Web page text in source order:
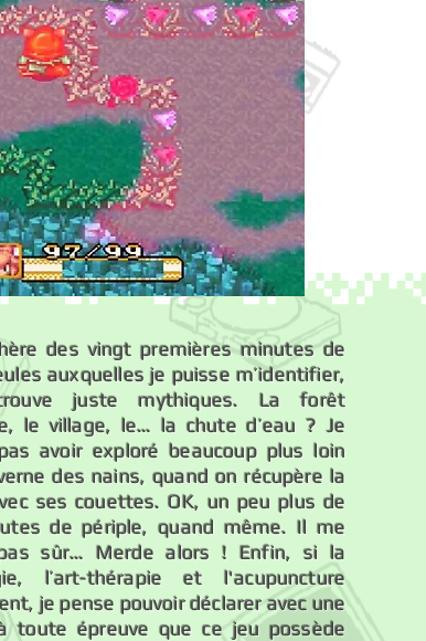
des vingt premières minutes de
auxquelles je puisse m’identifier,
juste mythiques. La forêt
le village, le… la chute d’eau ? Je
avoir exploré beaucoup plus loin
des nains, quand on récupère la
ses couettes. OK, un peu plus de
de périple, quand même. Il me
sûr… Merde alors ! Enfin, si la
l’art-thérapie et l'acupuncture
je pense pouvoir déclarer avec une
toute épreuve que ce jeu possède